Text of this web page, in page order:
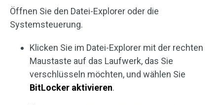
Öffnen Sie den Datei-Explorer oder die
Systemsteuerung.
Klicken Sie im Datei-Explorer mit der rechten
Maustaste auf das Laufwerk, das Sie
verschlüsseln möchten, und wählen Sie
BitLocker aktivieren.